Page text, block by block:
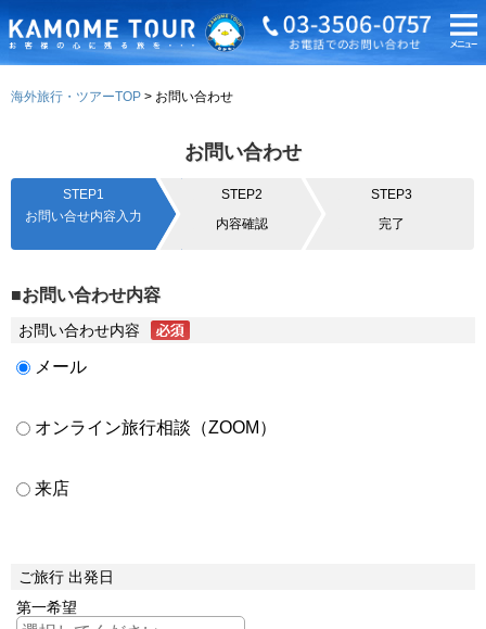
海外旅行・ツアーTOP お問い合わせ
お問い合わせ
STEP1
お問い合せ内容入力
STEP2
内容確認
STEP3
完了
■お問い合わせ内容
お問い合わせ内容
メール
オンライン旅行相談（ZOOM）
来店
ご旅行 出発日
第一希望